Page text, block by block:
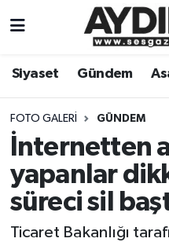
Siyaset Gündem
FOTO GALERI GÜNDEM
İnternetten
yapanlar
süreci sil
Ticaret Bakanlığı
Gündem
Siyaset
Ekonomi
Aydın Hava Durumu
Aydin Namaz
Aydın Trafik
Süper Lig Puan